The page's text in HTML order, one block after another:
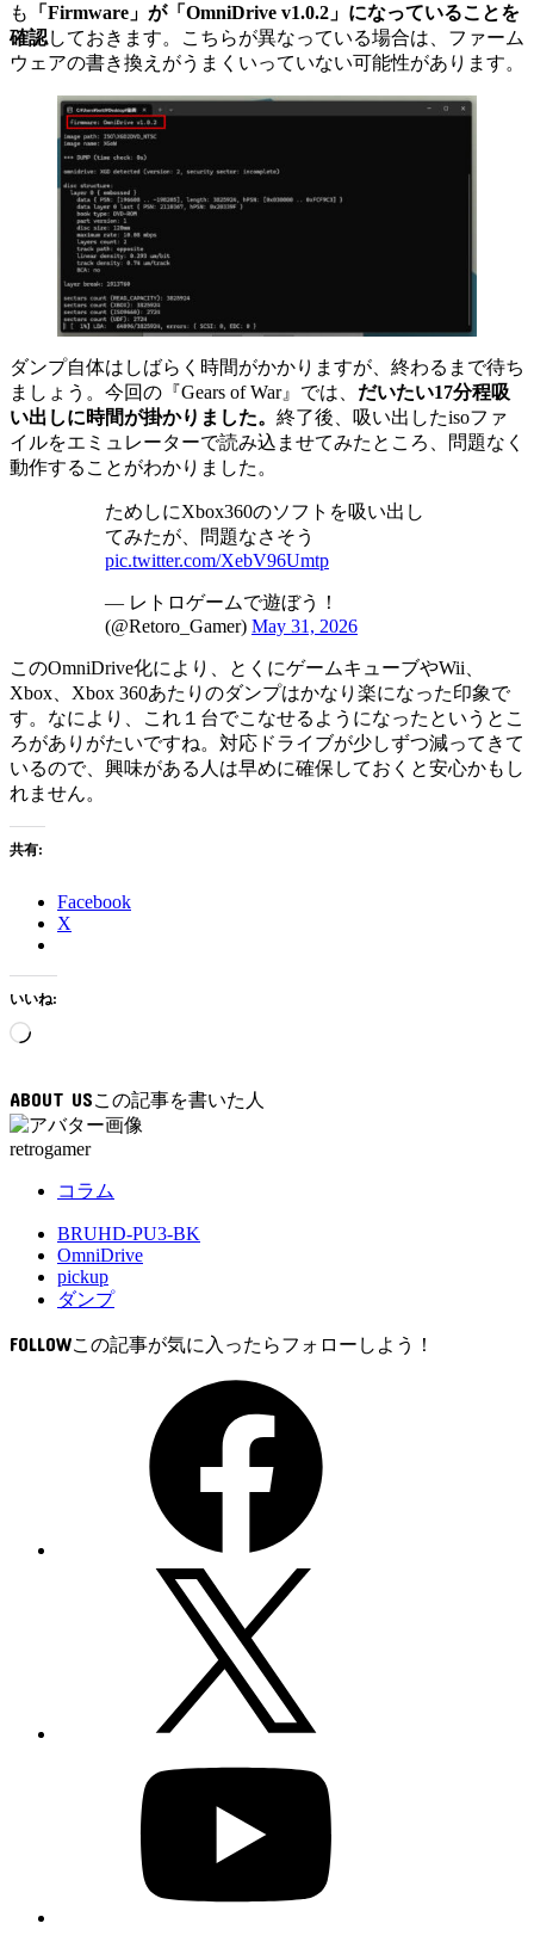
も
「Firmware」が「OmniDrive v1.0.2」になっていることを
確認しておきます。こちらが異なっている場合は、ファーム
ウェアの書き換えがうまくいっていない可能性があります。
ダンプ自体はしばらく時間がかかりますが、終わるまで待ち
ましょう。今回の『Gears of War』では、 だいたい17分程吸
い出しに時間が掛かりました。 終了後、吸い出したisoファ
イルをエミュレーターで読み込ませてみたところ、問題なく
動作することがわかりました。
ためしにXbox360のソフトを吸い出し
てみたが、問題なさそう
pic.twitter.com/XebV96Umtp
— レトロゲームで遊ぼう！
(@Retoro_Gamer) May 31, 2026
このOmniDrive化により、とくにゲームキューブやWii、
Xbox、Xbox 360あたりのダンプはかなり楽になった印象で
す。なにより、これ１台でこなせるようになったというとこ
ろがありがたいですね。対応ドライブが少しずつ減ってきて
いるので、興味がある人は早めに確保しておくと安心かもし
れません。
共有:
Facebook
X
いいね:
読
み
中…
ABOUT US
retrogamer
コラム
BRUHD-PU3-BK
OmniDrive
pickup
ダンプ
FOLLOW